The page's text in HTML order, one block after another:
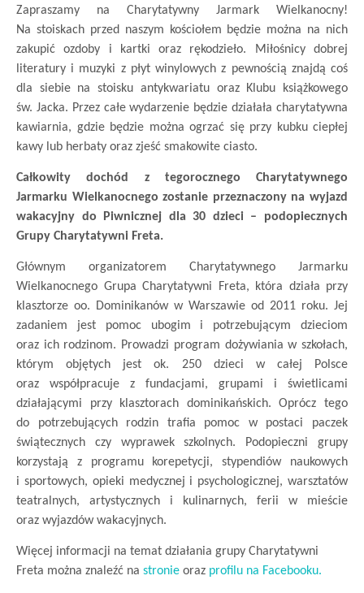
Zapraszamy na Charytatywny Jarmark Wielkanocny!
Na stoiskach przed naszym kościołem będzie można na nich
zakupić ozdoby i kartki oraz rękodzieło. Miłośnicy dobrej
literatury i muzyki z płyt winylowych z pewnością znajdą coś
dla siebie na stoisku antykwariatu oraz Klubu książkowego
św. Jacka. Przez całe wydarzenie będzie działała charytatywna
kawiarnia, gdzie będzie można ogrzać się przy kubku ciepłej
kawy lub herbaty oraz zjeść smakowite ciasto.
Całkowity dochód z tegorocznego Charytatywnego
Jarmarku Wielkanocnego zostanie przeznaczony na wyjazd
wakacyjny do Piwnicznej dla 30 dzieci – podopiecznych
Grupy Charytatywni Freta.
Głównym organizatorem Charytatywnego Jarmarku
Wielkanocnego Grupa Charytatywni Freta, która działa przy
klasztorze oo. Dominikanów w Warszawie od 2011 roku. Jej
zadaniem jest pomoc ubogim i potrzebującym dzieciom
oraz ich rodzinom. Prowadzi program dożywiania w szkołach,
którym objętych jest ok. 250 dzieci w całej Polsce
oraz współpracuje z fundacjami, grupami i świetlicami
działającymi przy klasztorach dominikańskich. Oprócz tego
do potrzebujących rodzin trafia pomoc w postaci paczek
świątecznych czy wyprawek szkolnych. Podopieczni grupy
korzystają z programu korepetycji, stypendiów naukowych
i sportowych, opieki medycznej i psychologicznej, warsztatów
teatralnych, artystycznych i kulinarnych, ferii w mieście
oraz wyjazdów wakacyjnych.
Więcej informacji na temat działania grupy Charytatywni
Freta można znaleźć na stronie oraz profilu na Facebooku.